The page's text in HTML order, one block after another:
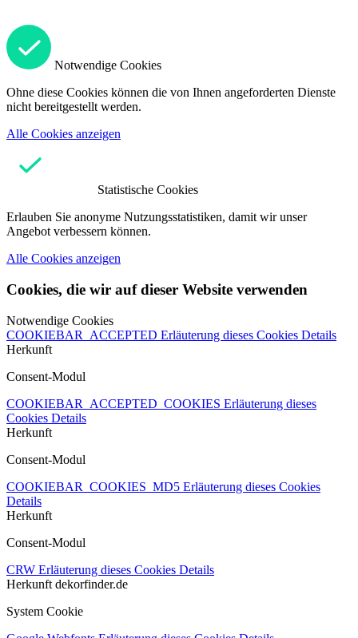
Notwendige Cookies
Ohne diese Cookies können die von Ihnen angeforderten Dienste
nicht bereitgestellt werden.
Alle Cookies anzeigen
Statistische Cookies
Erlauben Sie anonyme Nutzungsstatistiken, damit wir unser
Angebot verbessern können.
Alle Cookies anzeigen
Cookies, die wir auf dieser Website verwenden
Notwendige Cookies
COOKIEBAR_ACCEPTED Erläuterung dieses Cookies Details
Herkunft
Consent-Modul
COOKIEBAR_ACCEPTED_COOKIES Erläuterung dieses
Cookies Details
Herkunft
Consent-Modul
COOKIEBAR_COOKIES_MD5 Erläuterung dieses Cookies
Details
Herkunft
Consent-Modul
CRW Erläuterung dieses Cookies Details
Herkunft dekorfinder.de
System Cookie